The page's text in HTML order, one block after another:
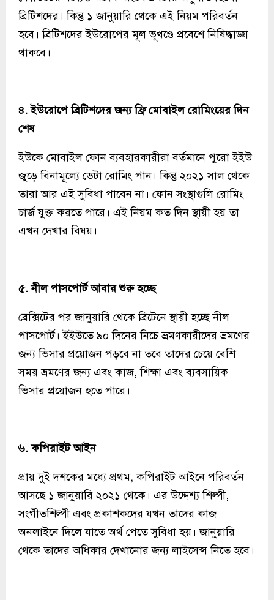
ব্রিটিশদের। কিন্তু ১ জানুয়ারি থেকে এই নিয়ম পরিবর্তন
হবে। ব্রিটিশদের ইউরোপের মূল ভূখণ্ডে প্রবেশে নিষিদ্ধাজ্ঞা
থাকবে।
৪. ইউরোপে ব্রিটিশদের জন্য ফ্রি মোবাইল রোমিংয়ের দিন
শেষ
ইউকে মোবাইল ফোন ব্যবহারকারীরা বর্তমানে পুরো ইইউ
জুড়ে বিনামূল্যে ডেটা রোমিং পান। কিন্তু ২০২১ সাল থেকে
তারা আর এই সুবিধা পাবেন না। ফোন সংস্থাগুলি রোমিং
চার্জ যুক্ত করতে পারে। এই নিয়ম কত দিন স্থায়ী হয় তা
এখন দেখার বিষয়।
৫. নীল পাসপোর্ট আবার শুরু হচ্ছে
ব্রেক্সিটের পর জানুয়ারি থেকে ব্রিটেনে স্থায়ী হচ্ছে নীল
পাসপোর্ট। ইইউতে ৯০ দিনের নিচে ভ্রমণকারীদের ভ্রমণের
জন্য ভিসার প্রয়োজন পড়বে না তবে তাদের চেয়ে বেশি
সময় ভ্রমণের জন্য এবং কাজ, শিক্ষা এবং ব্যবসায়িক
ভিসার প্রয়োজন হতে পারে।
৬. কপিরাইট আইন
প্রায় দুই দশকের মধ্যে প্রথম, কপিরাইট আইনে পরিবর্তন
আসছে ১ জানুয়ারি ২০২১ থেকে। এর উদ্দেশ্য শিল্পী,
সংগীতশিল্পী এবং প্রকাশকদের যখন তাদের কাজ
অনলাইনে দিলে যাতে অর্থ পেতে সুবিধা হয়। জানুয়ারি
থেকে তাদের অধিকার দেখানোর জন্য লাইসেন্স নিতে হবে।